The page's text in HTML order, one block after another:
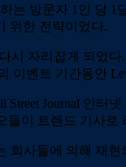
는 방문자 1인 당
위한 전략이었다.
자리잡게 되었
이벤트 기간동안
Journal 인터넷
들이 트렌드 기사
회사들에 의해 재